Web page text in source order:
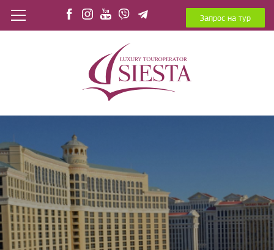
Запрос на тур